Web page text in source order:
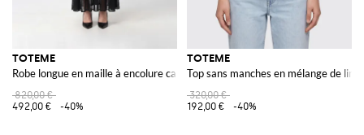
TOTEME
Robe longue en maille à encolure carrée et épaules dénudées
820,00 €
492,00 €
-40%
TOTEME
Top sans manches en mélange de lin
320,00 €
192,00 €
-40%